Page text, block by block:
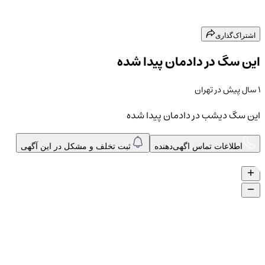
اشتراک‌گذاری
این سگ در دادمان پیدا شده
۱ سال پیش درتهران
این سگ دیشب در دادمان پیدا شده
اطلاعات تماس اگهی‌دهنده ثبت تخلف و مشکل در این آگهی